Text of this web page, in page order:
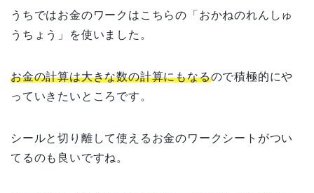
うちではお金のワークはこちらの「おかねのれんしゅ
うちょう」を使いました。
お金の計算は大きな数の計算にもなるので積極的にや
っていきたいところです。
シールと切り離して使えるお金のワークシートがつい
てるのも良いですね。